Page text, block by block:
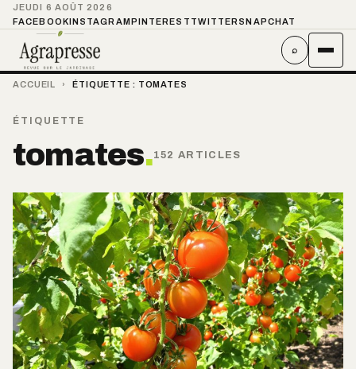
JEUDI 6 AOÛT 2026
FACEBOOKINSTAGRAMPINTEREST TWITTER SNAPCHAT
⌕
ACCUEIL › ÉTIQUETTE : TOMATES
ÉTIQUETTE
tomates.152 ARTICLES